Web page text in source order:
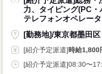
力、タイピング(PC・
テレフォンオペレー
[勤務地]/東京都墨田
[紹介予定派遣]時給1,800
[紹介予定派遣]08:30〜